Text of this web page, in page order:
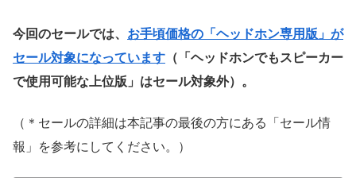
今回のセールでは、 お手頃価格の「ヘッドホン専用版」が
セール対象になっています （「ヘッドホンでもスピーカー
で使用可能な上位版」はセール対象外）。
（＊セールの詳細は本記事の最後の方にある「セール情
報」を参考にしてください。）